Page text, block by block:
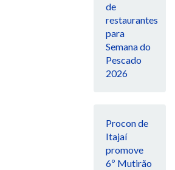
de
restaurantes
para
Semana do
Pescado
2026
Procon de
Itajaí
promove
6º Mutirão